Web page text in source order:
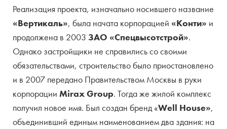
Реализация проекта, изначально носившего название
«Вертикаль», была начата корпорацией «Конти» и
продолжена в 2003 ЗАО «Спецвысотстрой».
Однако застройщики не справились со своими
обязательствами, строительство было приостановлено
и в 2007 передано Правительством Москвы в руки
корпорации Mirax Group. Тогда же жилой комплекс
получил новое имя. Был создан бренд «Well House»,
объединивший единым наименованием два здания: на